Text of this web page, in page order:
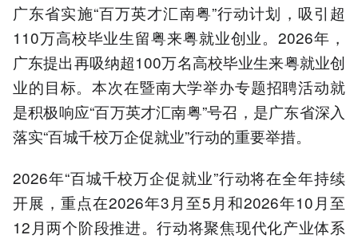
广东省实施“百万英才汇南粤”行动计划，吸引超
110万高校毕业生留粤来粤就业创业。2026年，
广东提出再吸纳超100万名高校毕业生来粤就业创
业的目标。本次在暨南大学举办专题招聘活动就
是积极响应“百万英才汇南粤”号召，是广东省深入
落实“百城千校万企促就业”行动的重要举措。
2026年“百城千校万企促就业”行动将在全年持续
开展，重点在2026年3月至5月和2026年10月至
12月两个阶段推进。行动将聚焦现代化产业体系